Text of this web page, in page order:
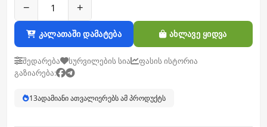
− +
კალათაში დამატება ახლავე ყიდვა
შედარება სურვილების სია
ფასის ისტორია
გაზიარება:
13ადამიანი ათვალიერებს ამ პროდუქტს